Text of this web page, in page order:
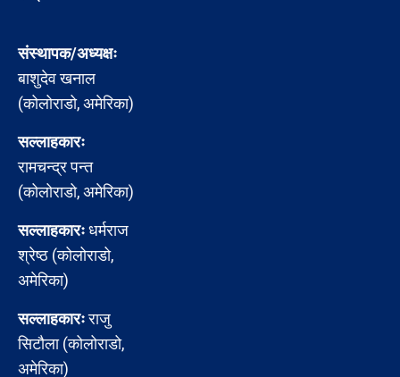
संस्थापक/अध्यक्षः
बाशुदेव खनाल
(कोलोराडो, अमेरिका)
सल्लाहकारः
रामचन्द्र पन्त
(कोलोराडो, अमेरिका)
सल्लाहकारःधर्मराज
श्रेष्ठ (कोलोराडो,
अमेरिका)
सल्लाहकारःराजु
सिटौला (कोलोराडो,
अमेरिका)